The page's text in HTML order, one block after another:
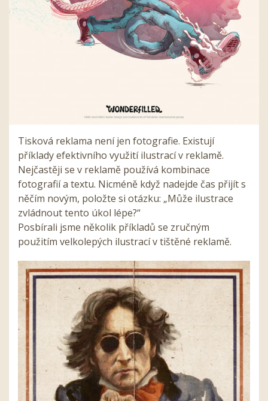
Tisková reklama není jen fotografie. Existují
příklady efektivního využití ilustrací v reklamě.
Nejčastěji se v reklamě používá kombinace
fotografií a textu. Nicméně když nadejde čas přijít s
něčím novým, položte si otázku: „Může ilustrace
zvládnout tento úkol lépe?“
Posbírali jsme několik příkladů se zručným
použitím velkolepých ilustrací v tištěné reklamě.